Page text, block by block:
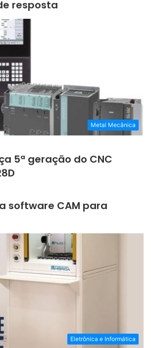
resposta
Metal Mecânica
5ª geração do CNC
software CAM para
Eletrônica e Informática